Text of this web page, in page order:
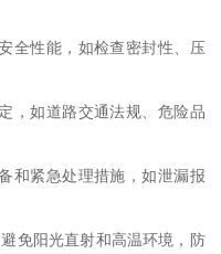
全性能，如检查密封性、压
，如道路交通法规、危险品
和紧急处理措施，如泄漏报
免阳光直射和高温环境，防